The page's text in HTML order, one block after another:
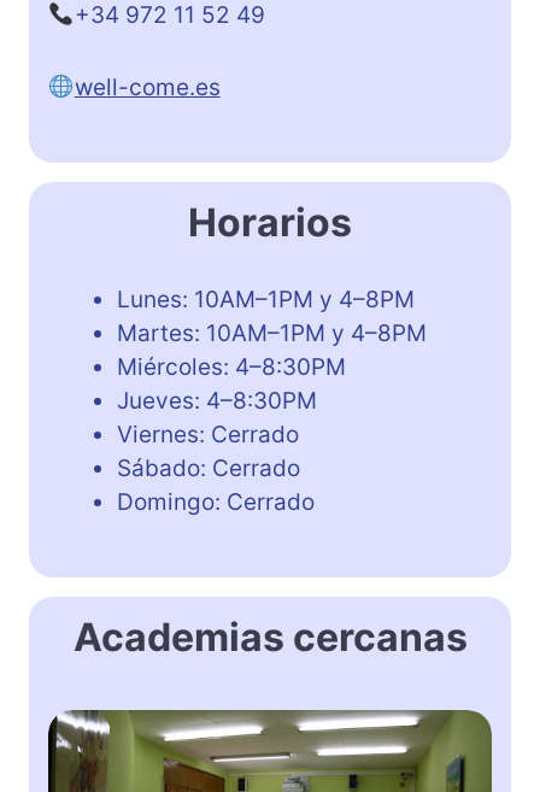
+34 972 11 52 49
well-come.es
Horarios
Lunes: 10AM–1PM y 4–8PM
Martes: 10AM–1PM y 4–8PM
Miércoles: 4–8:30PM
Jueves: 4–8:30PM
Viernes: Cerrado
Sábado: Cerrado
Domingo: Cerrado
Academias cercanas
C
e